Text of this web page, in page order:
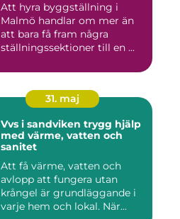
Att hyra byggställning i
Malmö handlar om mer än
att bara få fram några
ställningssektioner till en ...
31. maj
Vvs i sandviken trygg hjälp
med värme, vatten och
sanitet
Att få värme, vatten och
avlopp att fungera utan
krångel är grundläggande i
varje hem och lokal. När...